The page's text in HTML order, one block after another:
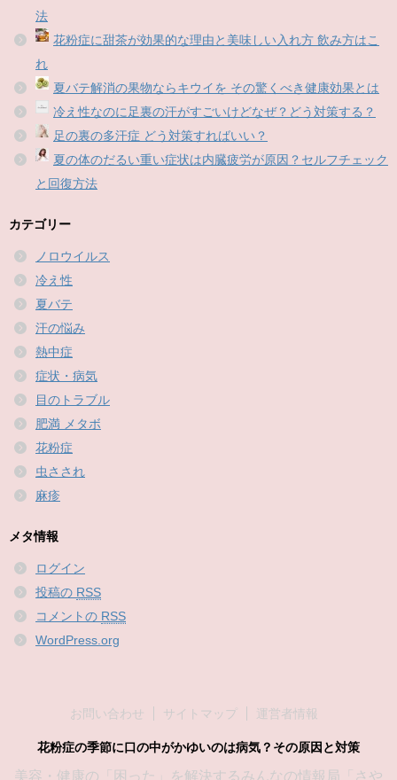
法
花粉症に甜茶が効果的な理由と美味しい入れ方 飲み方はこ
れ
夏バテ解消の果物ならキウイを その驚くべき健康効果とは
冷え性なのに足裏の汗がすごいけどなぜ？どう対策する？
足の裏の多汗症 どう対策すればいい？
夏の体のだるい重い症状は内臓疲労が原因？セルフチェック
と回復方法
カテゴリー
ノロウイルス
冷え性
夏バテ
汗の悩み
熱中症
症状・病気
目のトラブル
肥満 メタボ
花粉症
虫さされ
麻疹
メタ情報
ログイン
投稿の RSS
コメントの RSS
WordPress.org
お問い合わせ サイトマップ 運営者情報
花粉症の季節に口の中がかゆいのは病気？その原因と対策
美容・健康の「困った」を解決するみんなの情報局「さや